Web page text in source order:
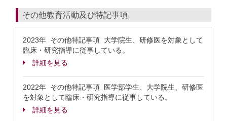
その他教育活動及び特記事項
2023年 その他特記事項 大学院生、研修医を対象として
臨床・研究指導に従事している。
詳細を見る
2022年 その他特記事項 医学部学生、大学院生、研修医
を対象として臨床・研究指導に従事している。
詳細を見る